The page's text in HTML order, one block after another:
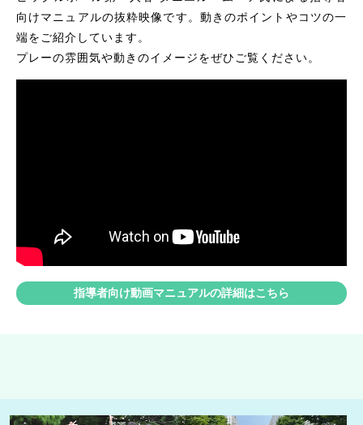
向けマニュアルの抜粋映像です。動きのポイントやコツの一
端をご紹介しています。
プレーの雰囲気や動きのイメージをぜひご覧ください。
指導者向け動画マニュアルの詳細はこちら